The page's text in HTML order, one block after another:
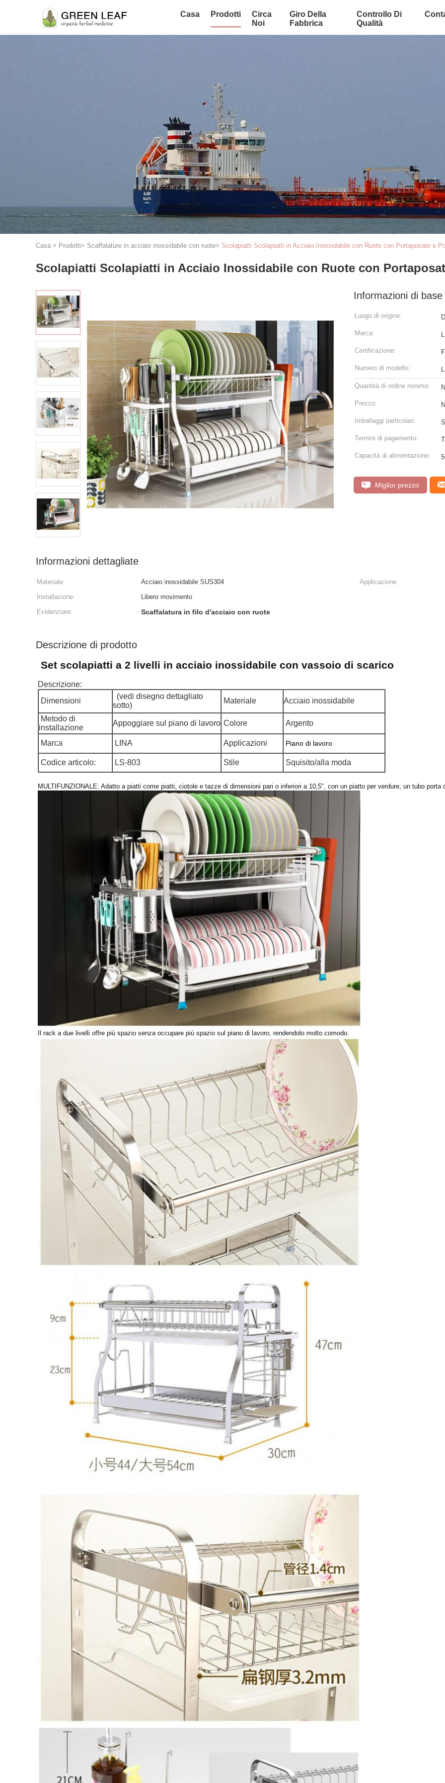
Casa Prodotti
Circa
Noi
Giro Della
Fabbrica
Controllo Di
Qualità
Casa > Prodotti> Scaffalature in acciaio inossidabile con ruote> Scolapiatti Scolapiatti in Acciaio Inossidabile con Ruote con Portaposate e
Scolapiatti Scolapiatti in Acciaio Inossidabile con Ruote con
Informazioni di base
Luogo di origine:
Marca:
Certificazione:
Numero di modello:
Quantità di ordine minimo:
Prezzo:
Imballaggi particolari:
Termini di pagamento:
Capacità di alimentazione:
Miglior prezzo
Informazioni dettagliate
Materiale: Acciaio inossidabile SUS304 Applicazione:
Installazione:
Libero movimento
Evidenziare:
Scaffalatura in filo d'acciaio con ruote
Descrizione di prodotto
Set scolapiatti a 2 livelli in acciaio inossidabile con vassoio di scarico
Descrizione:
Dimensioni
(vedi disegno dettagliato
sotto)
Materiale Acciaio inossidabile
Metodo di
installazione
Appoggiare sul piano di lavoro Colore Argento
Marca LINA Applicazioni Piano di lavoro
Codice articolo: LS-803 Stile Squisito/alla moda
MULTIFUNZIONALE: Adatto a piatti come piatti, ciotole e tazze di dimensioni pari o inferiori a 10,5", con un piatto per verdure, un tubo porta
Il rack a due livelli offre più spazio senza occupare più spazio sul piano di lavoro, rendendolo molto comodo.